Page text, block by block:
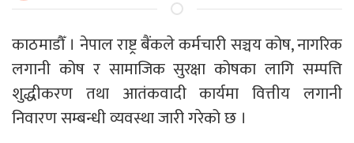
काठमाडौँ । नेपाल राष्ट्र बैंकले कर्मचारी सञ्चय कोष, नागरिक
लगानी कोष र सामाजिक सुरक्षा कोषका लागि सम्पत्ति
शुद्धीकरण तथा आतंकवादी कार्यमा वित्तीय लगानी
निवारण सम्बन्धी व्यवस्था जारी गरेको छ ।